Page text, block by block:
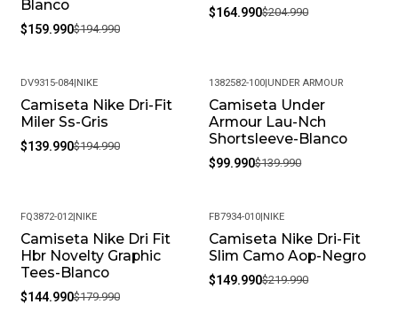
Blanco
$159.990$194.990
$164.990$204.990
-28%
DV9315-084|NIKE
Camiseta Nike Dri-Fit
Miler Ss-Gris
$139.990$194.990
-29%
1382582-100|UNDER ARMOUR
Camiseta Under
Armour Lau-Nch
Shortsleeve-Blanco
$99.990$139.990
-19%
FQ3872-012|NIKE
Camiseta Nike Dri Fit
Hbr Novelty Graphic
Tees-Blanco
$144.990$179.990
-32%
FB7934-010|NIKE
Camiseta Nike Dri-Fit
Slim Camo Aop-Negro
$149.990$219.990